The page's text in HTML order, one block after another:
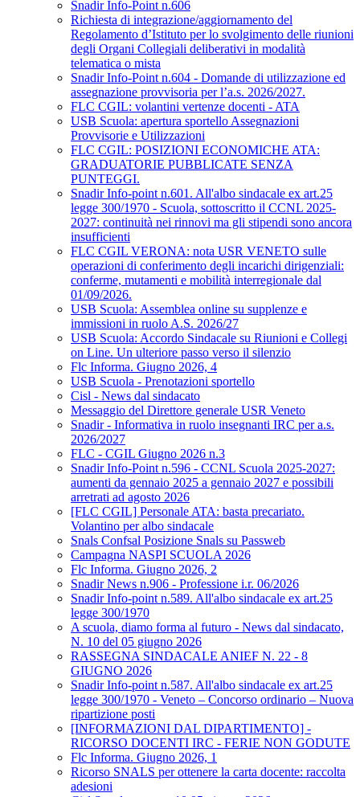
Snadir Info-Point n.606
Richiesta di integrazione/aggiornamento del
Regolamento d’Istituto per lo svolgimento delle riunioni
degli Organi Collegiali deliberativi in modalità
telematica o mista
Snadir Info-Point n.604 - Domande di utilizzazione ed
assegnazione provvisoria per l’a.s. 2026/2027.
FLC CGIL: volantini vertenze docenti - ATA
USB Scuola: apertura sportello Assegnazioni
Provvisorie e Utilizzazioni
FLC CGIL: POSIZIONI ECONOMICHE ATA:
GRADUATORIE PUBBLICATE SENZA
PUNTEGGI.
Snadir Info-point n.601. All'albo sindacale ex art.25
legge 300/1970 - Scuola, sottoscritto il CCNL 2025-
2027: continuità nei rinnovi ma gli stipendi sono ancora
insufficienti
FLC CGIL VERONA: nota USR VENETO sulle
operazioni di conferimento degli incarichi dirigenziali:
conferme, mutamenti e mobilità interregionale dal
01/09/2026.
USB Scuola: Assemblea online su supplenze e
immissioni in ruolo A.S. 2026/27
USB Scuola: Accordo Sindacale su Riunioni e Collegi
on Line. Un ulteriore passo verso il silenzio
Flc Informa. Giugno 2026, 4
USB Scuola - Prenotazioni sportello
Cisl - News dal sindacato
Messaggio del Direttore generale USR Veneto
Snadir - Informativa in ruolo insegnanti IRC per a.s.
2026/2027
FLC - CGIL Giugno 2026 n.3
Snadir Info-Point n.596 - CCNL Scuola 2025-2027:
aumenti da gennaio 2025 a gennaio 2027 e possibili
arretrati ad agosto 2026
[FLC CGIL] Personale ATA: basta precariato.
Volantino per albo sindacale
Snals Confsal Posizione Snals su Passweb
Campagna NASPI SCUOLA 2026
Flc Informa. Giugno 2026, 2
Snadir News n.906 - Professione i.r. 06/2026
Snadir Info-point n.589. All'albo sindacale ex art.25
legge 300/1970
A scuola, diamo forma al futuro - News dal sindacato,
N. 10 del 05 giugno 2026
RASSEGNA SINDACALE ANIEF N. 22 - 8
GIUGNO 2026
Snadir Info-point n.587. All'albo sindacale ex art.25
legge 300/1970 - Veneto – Concorso ordinario – Nuova
ripartizione posti
[INFORMAZIONI DAL DIPARTIMENTO] -
RICORSO DOCENTI IRC - FERIE NON GODUTE
Flc Informa. Giugno 2026, 1
Ricorso SNALS per ottenere la carta docente: raccolta
adesioni